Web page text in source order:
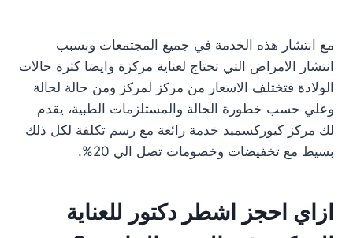
مع انتشار هذه الخدمة في جميع المجتمعات وبسبب
انتشار الامراض التي تحتاج لعناية مركزة وايضا كثرة حالات
الولادة فتختلف الاسعار من مركز لمركز ومن حالة لحالة
وعلي حسب خطورة الحالة والمستلزمات الطبية، يقدم
لك مركز كيوركسميد خدمة رائعة مع رسم تكلفة لكل ذلك
بسيط مع تخفيضات وخصومات تصل الي 20%.
ازاي احجز اشطر دكتور للعناية